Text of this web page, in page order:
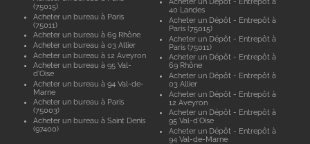
(75015)
Acheter un bureau à Paris
(75011)
Acheter un bureau à 69 Rhône
Acheter un bureau à 03 Allier
Acheter un bureau à 12 Aveyron
Acheter un bureau à 95 Val-
d'Oise
Acheter un bureau à 94 Val-de-
Marne
Acheter un bureau à Paris
(75003)
Acheter un bureau à Saint Denis
(97400)
40 Landes
Acheter un Dépôt - Entrepôt à
Paris (75015)
Acheter un Dépôt - Entrepôt à
Paris (75011)
Acheter un Dépôt - Entrepôt à
69 Rhône
Acheter un Dépôt - Entrepôt à
03 Allier
Acheter un Dépôt - Entrepôt à
12 Aveyron
Acheter un Dépôt - Entrepôt à
95 Val-d'Oise
Acheter un Dépôt - Entrepôt à
94 Val-de-Marne